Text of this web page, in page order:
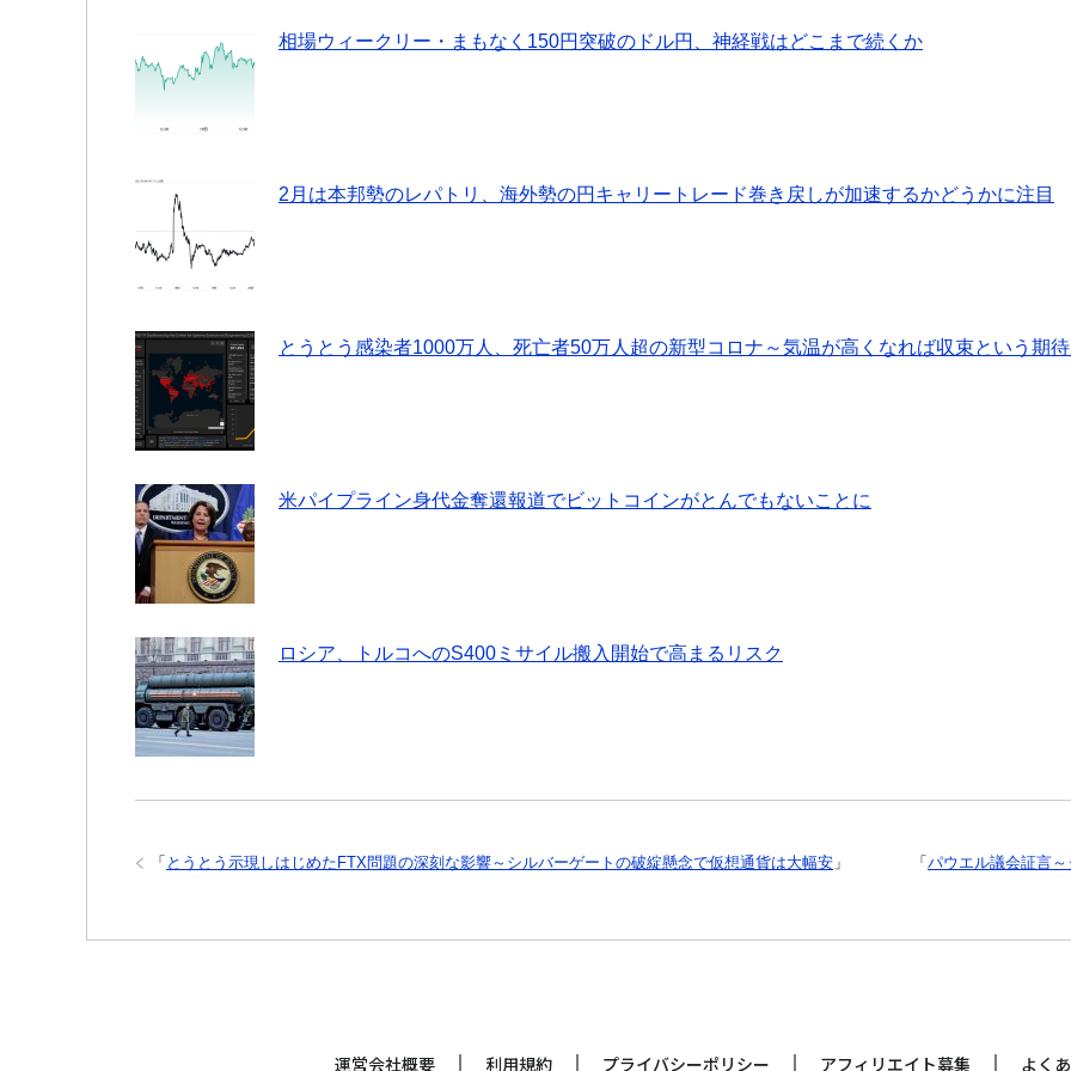
相場ウィークリー・まもなく150円突破のドル円、神経戦はどこまで続くか
2月は本邦勢のレパトリ、海外勢の円キャリートレード巻き戻しが加速するかどうかに注目
とうとう感染者1000万人、死亡者50万人超の新型コロナ～気温が高くなれば収束という期
米パイプライン身代金奪還報道でビットコインがとんでもないことに
ロシア、トルコへのS400ミサイル搬入開始で高まるリスク
「 パウエル議会証言
「 とうとう示現しはじめたFTX問題の深刻な影響～シルバーゲートの破綻懸念で仮想通貨は大幅安 」
運営会社概要 利用規約 プライバシーポリシー アフィリエイト募集 よく